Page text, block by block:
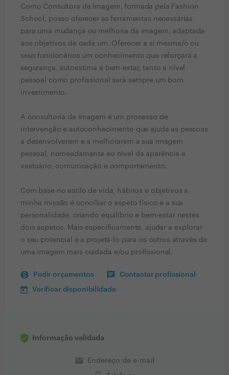
Como Consultora de Imagem, formada pela Fashion
School, posso oferecer as ferramentas necessárias
para uma mudança ou melhoria da imagem, adaptada
aos objetivos de cada um. Oferecer a si mesma/o ou
seus funcionários um conhecimento que reforçará a
segurança, autoestima e bem-estar, tanto a nível
pessoal como profissional será sempre um bom
investimento.
A consultoria de imagem é um processo de
intervenção e autoconhecimento que ajuda as pessoas
a desenvolverem e a melhorarem a sua imagem
pessoal, nomeadamente ao nível da aparência e
vestuário, comunicação e comportamento.
Com base no estilo de vida, hábitos e objetivos a
minha missão é conciliar o aspeto físico e a sua
personalidade, criando equilíbrio e bem-estar nestes
dois aspetos. Mais especificamente, ajudar a explorar
o seu potencial e a projetá-lo para os outros através de
uma imagem mais cuidada e/ou profissional.
Pedir orçamentos Contactar profissional
Verificar disponibilidade
Informação validada
email Endereço de e-mail